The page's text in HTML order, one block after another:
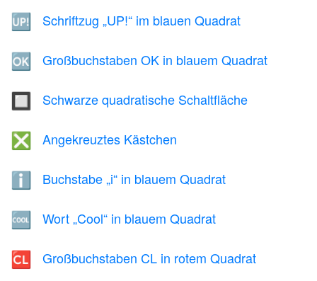
🆙 Schriftzug „UP!“ im blauen Quadrat
🆗 Großbuchstaben OK in blauem Quadrat
🔲 Schwarze quadratische Schaltfläche
❎ Angekreuztes Kästchen
ℹ️ Buchstabe „i“ in blauem Quadrat
🆒 Wort „Cool“ in blauem Quadrat
🆑 Großbuchstaben CL in rotem Quadrat